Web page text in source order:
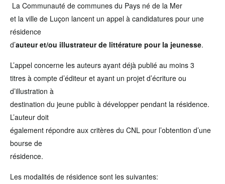
La Communauté de communes du Pays né de la Mer
et la ville de Luçon lancent un appel à candidatures pour une
résidence
d’auteur et/ou illustrateur de littérature pour la jeunesse.
L’appel concerne les auteurs ayant déjà publié au moins 3
titres à compte d’éditeur et ayant un projet d’écriture ou
d’illustration à
destination du jeune public à développer pendant la résidence.
L’auteur doit
également répondre aux critères du CNL pour l’obtention d’une
bourse de
résidence.
Les modalités de résidence sont les suivantes: